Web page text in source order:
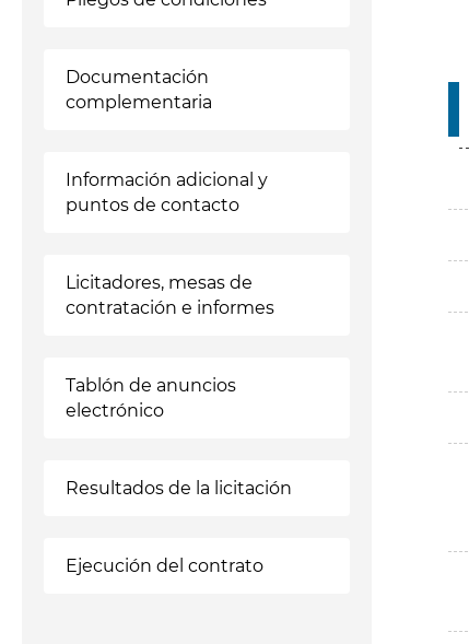
Documentación
complementaria
Información adicional y
puntos de contacto
Licitadores, mesas de
contratación e informes
Tablón de anuncios
electrónico
Resultados de la licitación
Ejecución del contrato